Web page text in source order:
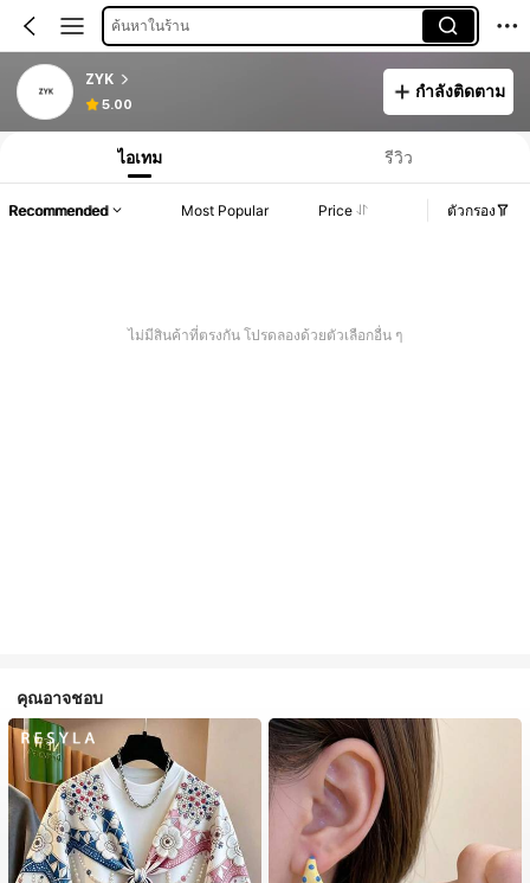
ค้นหาในร้าน
ZYK
5.00
กำลังติดตาม
ไอเทม รีวิว
Recommended Most Popular Price ตัวกรอง
ไม่มีสินค้าที่ตรงกัน โปรดลองด้วยตัวเลือกอื่น ๆ
คุณอาจชอบ